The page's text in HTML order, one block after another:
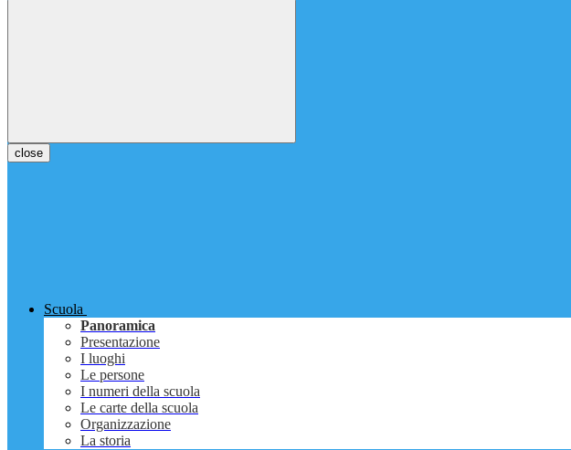
close
Scuola
Panoramica
Presentazione
I luoghi
Le persone
I numeri della scuola
Le carte della scuola
Organizzazione
La storia